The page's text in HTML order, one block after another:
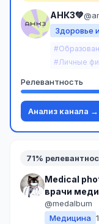
АНКЗ💚
Здоровье
#Личные
Релевантность
Анализ канала →
71%
Medical
врачи
@medalbum
Медицина